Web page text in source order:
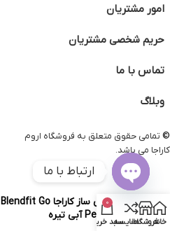
امور مشتریان
حریم شخصی مشتریان
تماس با ما
وبلاگ
©️ تمامی حقوق متعلق به فروشگاه اروم
کاراجا می باشد.
اسموتی ساز کاراجا Blendfit Go
Personal آبی تیره
خانهفروشگاهمقایسه
0
سبد خرید
ارتباط با ما
Open
chaty